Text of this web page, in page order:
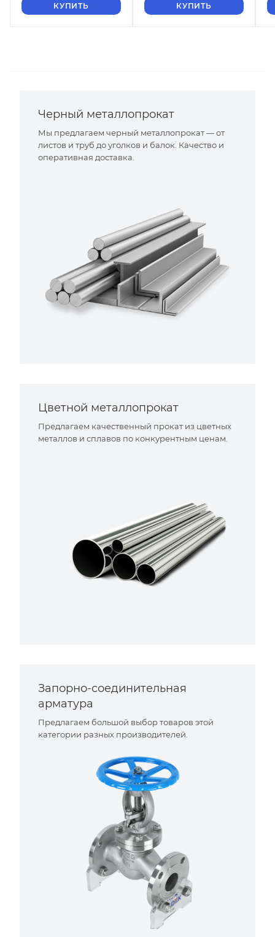
КУПИТЬ КУПИТЬ
Черный металлопрокат
Мы предлагаем черный металлопрокат — от
листов и труб до уголков и балок. Качество и
оперативная доставка.
Цветной металлопрокат
Предлагаем качественный прокат из цветных
металлов и сплавов по конкурентным ценам.
Запорно-соединительная
арматура
Предлагаем большой выбор товаров этой
категории разных производителей.